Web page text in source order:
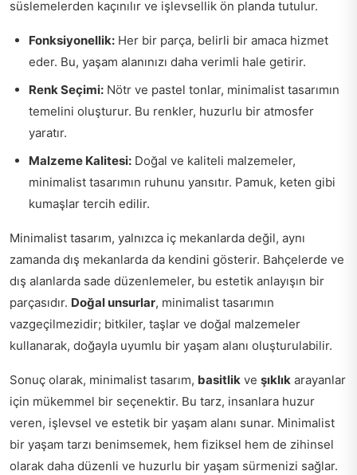
süslemelerden kaçınılır ve işlevsellik ön planda tutulur.
Fonksiyonellik: Her bir parça, belirli bir amaca hizmet
eder. Bu, yaşam alanınızı daha verimli hale getirir.
Renk Seçimi: Nötr ve pastel tonlar, minimalist tasarımın
temelini oluşturur. Bu renkler, huzurlu bir atmosfer
yaratır.
Malzeme Kalitesi: Doğal ve kaliteli malzemeler,
minimalist tasarımın ruhunu yansıtır. Pamuk, keten gibi
kumaşlar tercih edilir.
Minimalist tasarım, yalnızca iç mekanlarda değil, aynı
zamanda dış mekanlarda da kendini gösterir. Bahçelerde ve
dış alanlarda sade düzenlemeler, bu estetik anlayışın bir
parçasıdır. Doğal unsurlar, minimalist tasarımın
vazgeçilmezidir; bitkiler, taşlar ve doğal malzemeler
kullanarak, doğayla uyumlu bir yaşam alanı oluşturulabilir.
Sonuç olarak, minimalist tasarım, basitlik ve şıklık arayanlar
için mükemmel bir seçenektir. Bu tarz, insanlara huzur
veren, işlevsel ve estetik bir yaşam alanı sunar. Minimalist
bir yaşam tarzı benimsemek, hem fiziksel hem de zihinsel
olarak daha düzenli ve huzurlu bir yaşam sürmenizi sağlar.